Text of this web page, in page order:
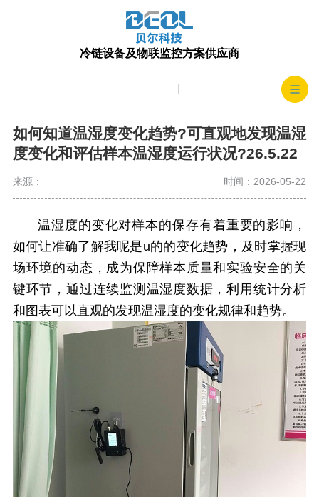
冷链设备及物联监控方案供应商
如何知道温湿度变化趋势?可直观地发现温湿
度变化和评估样本温湿度运行状况?26.5.22
来源： 时间：2026-05-22
温湿度的变化对样本的保存有着重要的影响，
如何让准确了解我呢是u的的变化趋势，及时掌握现
场环境的动态，成为保障样本质量和实验安全的关
键环节，通过连续监测温湿度数据，利用统计分析
和图表可以直观的发现温湿度的变化规律和趋势。